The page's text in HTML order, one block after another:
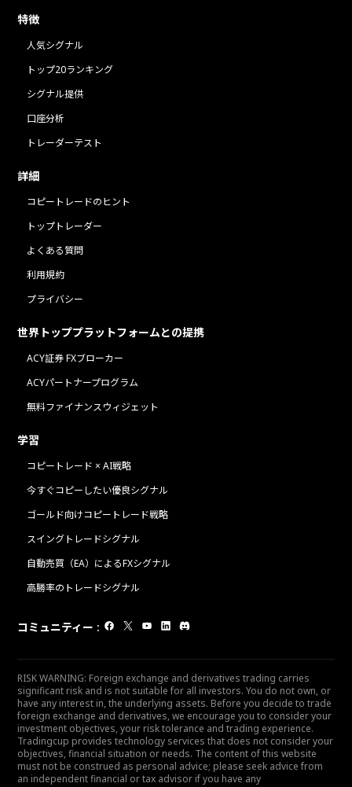
特徴
人気シグナル
トップ20ランキング
シグナル提供
口座分析
トレーダーテスト
詳細
コピートレードのヒント
トップトレーダー
よくある質問
利用規約
プライバシー
世界トッププラットフォームとの提携
ACY証券 FXブローカー
ACYパートナープログラム
無料ファイナンスウィジェット
学習
コピートレード × AI戦略
今すぐコピーしたい優良シグナル
ゴールド向けコピートレード戦略
スイングトレードシグナル
自動売買（EA）によるFXシグナル
高勝率のトレードシグナル
コミュニティー :
RISK WARNING: Foreign exchange and derivatives trading carries
significant risk and is not suitable for all investors. You do not own, or
have any interest in, the underlying assets. Before you decide to trade
foreign exchange and derivatives, we encourage you to consider your
investment objectives, your risk tolerance and trading experience.
Tradingcup provides technology services that does not consider your
objectives, financial situation or needs. The content of this website
must not be construed as personal advice; please seek advice from
an independent financial or tax advisor if you have any